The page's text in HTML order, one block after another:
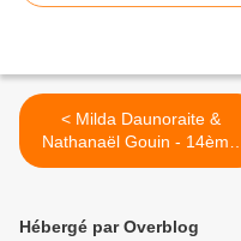
< ​​​​​​​Milda Daunoraite &
Nathanaël Gouin - 14ème
Biarritz Piano Festival, été
Hébergé par Overblog